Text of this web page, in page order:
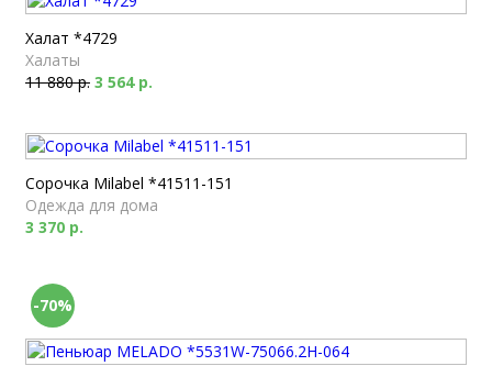
Халат *4729
Халаты
11 880 р. 3 564 р.
Сорочка Milabel *41511-151
Одежда для дома
3 370 р.
-70%